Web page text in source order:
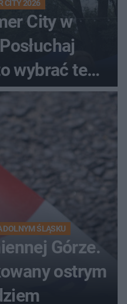
CITY 2026
City w
wybrać ten
urlop!
DOLNYM ŚLĄSKU
Górze.
ostrym